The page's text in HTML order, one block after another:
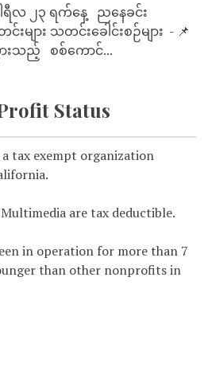
ါရီလ ၂၃ ရက်နေ့ ညနေခင်း
ျား သတင်းခေါင်းစဉ်များ - 📌
းသည့် စစ်ကောင်...
Status
tax exempt organization
are tax deductible.
in operation for more than 7
than other nonprofits in